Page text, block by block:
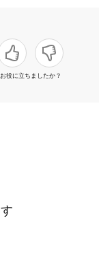
お役に立ちましたか？